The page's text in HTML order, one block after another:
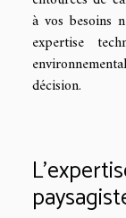
à vos besoins
expertise
décision.